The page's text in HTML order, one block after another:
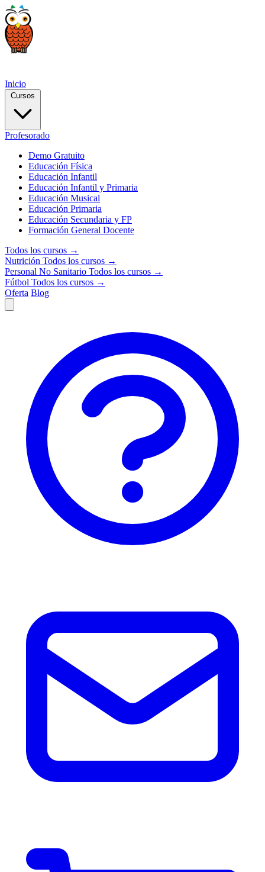
Inicio
Cursos
Profesorado
Demo Gratuito
Educación Física
Educación Infantil
Educación Infantil y Primaria
Educación Musical
Educación Primaria
Educación Secundaria y FP
Formación General Docente
Todos los cursos →
Nutrición Todos los cursos →
Personal No Sanitario Todos los cursos →
Fútbol Todos los cursos →
Oferta Blog